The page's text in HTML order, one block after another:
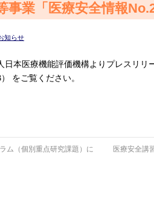
事業「医療安全情報
知らせ
本医療機能評価機構よりプレスリリ
） をご覧ください。
ム（個別重点研究課題）に
医療安全講